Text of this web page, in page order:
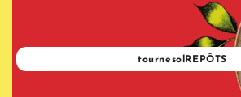
tournesolREPÔTS